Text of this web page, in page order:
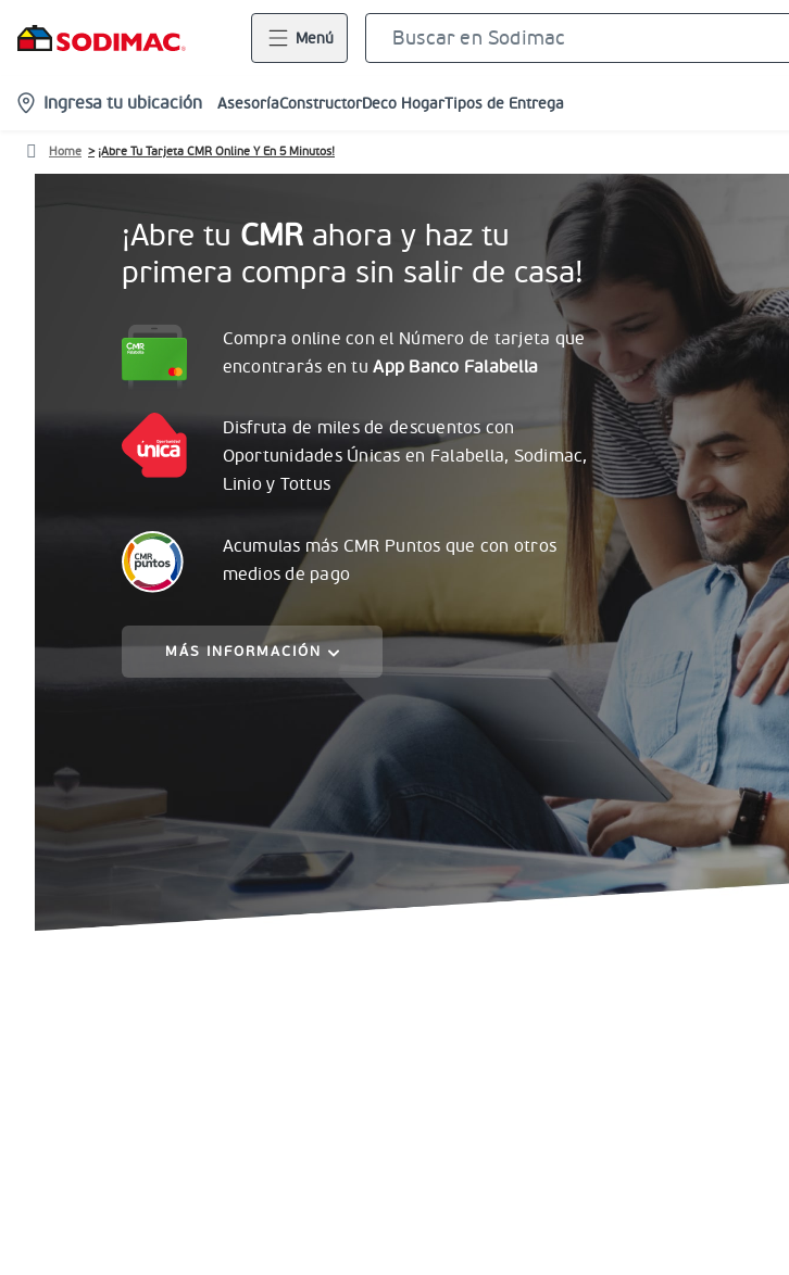
Menú
location-
icon
Ingresa tu ubicación AsesoríaConstructorDeco HogarTipos de Entrega
Home ¡Abre Tu Tarjeta CMR Online Y En 5 Minutos!
¡Abre tu CMR ahora y haz tu
primera compra sin salir de casa!
Compra online con el Número de tarjeta que
encontrarás en tu App Banco Falabella
Disfruta de miles de descuentos con
OportunidadesÚnicasen Falabella, Sodimac,
Linio y Tottus
Acumulas más CMR Puntos que con otros
medios de pago
MÁS INFORMACIÓN